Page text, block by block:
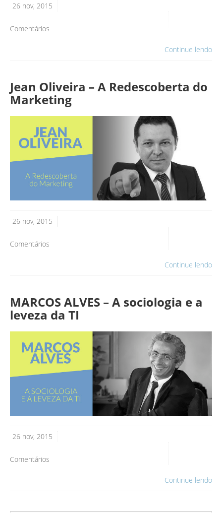
26 nov, 2015
Comentários
Continue lendo
Jean Oliveira – A Redescoberta do
Marketing
26 nov, 2015
Comentários
Continue lendo
MARCOS ALVES – A sociologia e a
leveza da TI
26 nov, 2015
Comentários
Continue lendo